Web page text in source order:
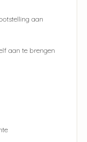
aan
aan te brengen